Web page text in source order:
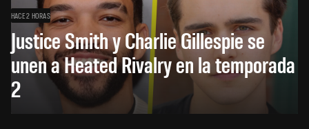
HACE 2 HORAS
Justice Smith y Charlie Gillespie se
unen a Heated Rivalry en la temporada
2